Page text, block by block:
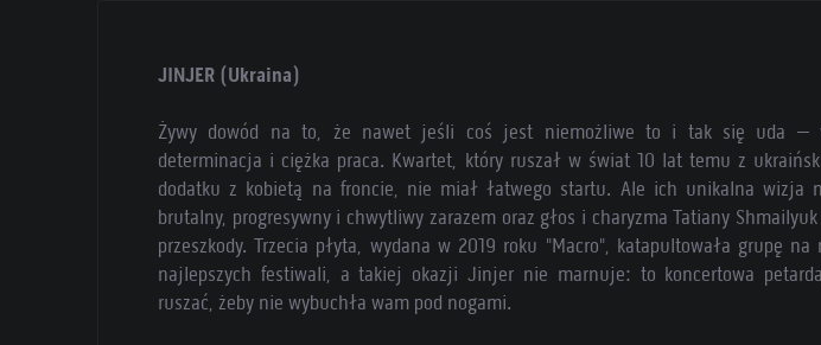
JINJER (Ukraina)
Żywy dowód na to, że nawet jeśli coś jest niemożliwe to i tak się uda –
determinacja i ciężka praca. Kwartet, który ruszał w świat 10 lat temu z
dodatku z kobietą na froncie, nie miał łatwego startu. Ale ich unikalna wizja
brutalny, progresywny i chwytliwy zarazem oraz głos i charyzma Tatiany
przeszkody. Trzecia płyta, wydana w 2019 roku "Macro", katapultowała grupę na
najlepszych festiwali, a takiej okazji Jinjer nie marnuje: to koncertowa
ruszać, żeby nie wybuchła wam pod nogami.